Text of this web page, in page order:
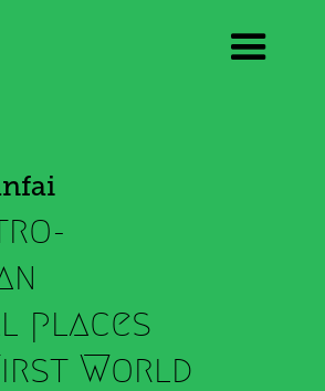
places
World